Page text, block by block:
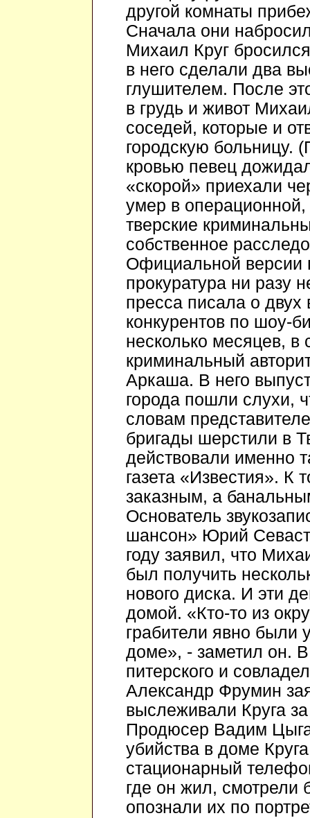
другой комнаты
Сначала они
Михаил Круг
в него сделали два
глушителем. После
в грудь и живот
соседей, которые и
городскую больницу.
кровью певец
«скорой» приехали
умер в операционной,
тверские
собственное
Официальной версии
прокуратура ни разу
пресса писала о
конкурентов по шоу-
несколько месяцев, в
криминальный
Аркаша. В него
города пошли слухи,
словам
бригады шерстили в
действовали именно
газета «Известия». К
заказным, а
Основатель
шансон» Юрий
году заявил, что
был получить
нового диска. И эти
домой. «Кто-то из
грабители явно были
доме», - заметил он.
питерского и
Александр Фрумин
выслеживали Круга
Продюсер Вадим
убийства в доме
стационарный
где он жил, смотрели
опознали их по